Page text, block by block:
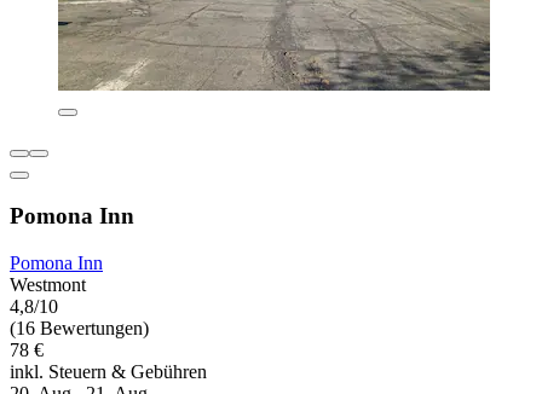
Pomona Inn
Pomona Inn
Westmont
4,8/10
(16 Bewertungen)
78 €
inkl. Steuern & Gebühren